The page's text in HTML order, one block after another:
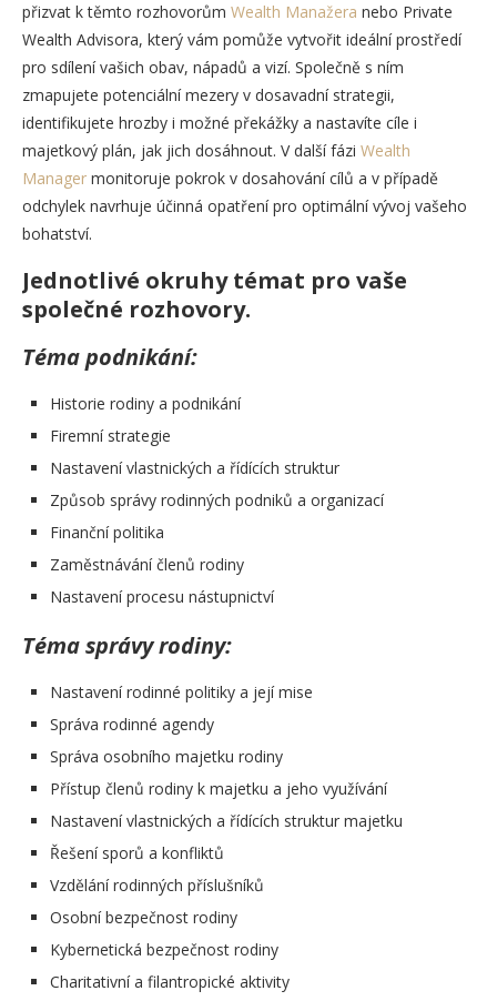
přizvat k těmto rozhovorům Wealth Manažera nebo Private
Wealth Advisora, který vám pomůže vytvořit ideální prostředí
pro sdílení vašich obav, nápadů a vizí. Společně s ním
zmapujete potenciální mezery v dosavadní strategii,
identifikujete hrozby i možné překážky a nastavíte cíle i
majetkový plán, jak jich dosáhnout. V další fázi Wealth
Manager monitoruje pokrok v dosahování cílů a v případě
odchylek navrhuje účinná opatření pro optimální vývoj vašeho
bohatství.
Jednotlivé okruhy témat pro vaše
společné rozhovory.
Téma podnikání:
Historie rodiny a podnikání
Firemní strategie
Nastavení vlastnických a řídících struktur
Způsob správy rodinných podniků a organizací
Finanční politika
Zaměstnávání členů rodiny
Nastavení procesu nástupnictví
Téma správy rodiny:
Nastavení rodinné politiky a její mise
Správa rodinné agendy
Správa osobního majetku rodiny
Přístup členů rodiny k majetku a jeho využívání
Nastavení vlastnických a řídících struktur majetku
Řešení sporů a konfliktů
Vzdělání rodinných příslušníků
Osobní bezpečnost rodiny
Kybernetická bezpečnost rodiny
Charitativní a filantropické aktivity